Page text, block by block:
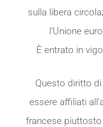
sulla libera
l’Unione
È entrato in
Questo diritto
essere affiliati
francese piuttosto